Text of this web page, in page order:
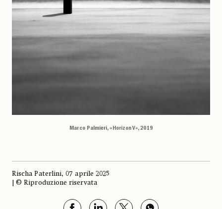
Marco Palmieri, «Horizon V», 2019
Rischa Paterlini, 07 aprile 2025
| © Riproduzione riservata